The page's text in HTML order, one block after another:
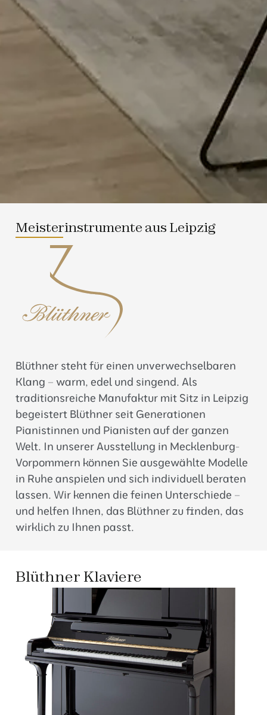
Meisterinstrumente aus Leipzig
Blüthner steht für einen unverwechselbaren
Klang – warm, edel und singend. Als
traditionsreiche Manufaktur mit Sitz in Leipzig
begeistert Blüthner seit Generationen
Pianistinnen und Pianisten auf der ganzen
Welt. In unserer Ausstellung in Mecklenburg-
Vorpommern können Sie ausgewählte Modelle
in Ruhe anspielen und sich individuell beraten
lassen. Wir kennen die feinen Unterschiede –
und helfen Ihnen, das Blüthner zu finden, das
wirklich zu Ihnen passt.
Blüthner Klaviere